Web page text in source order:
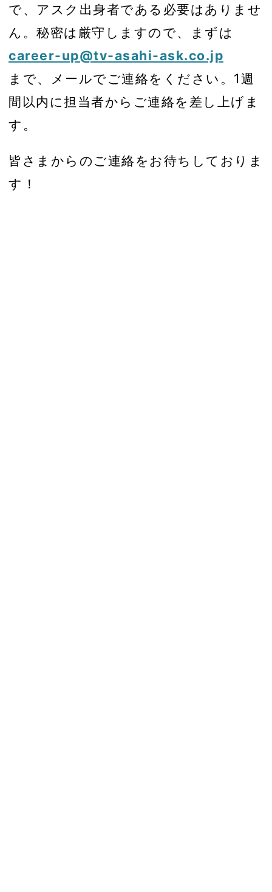
で、アスク出身者である必要はありませ
ん。秘密は厳守しますので、まずは
career-up@tv-asahi-ask.co.jp
まで、メールでご連絡をください。1週
間以内に担当者からご連絡を差し上げま
す。
皆さまからのご連絡をお待ちしておりま
す！